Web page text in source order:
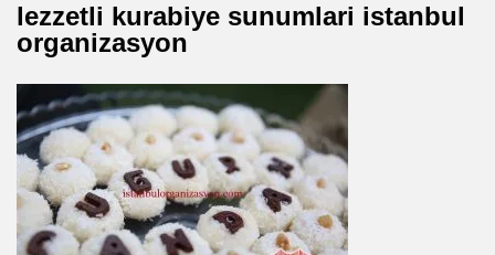
lezzetli kurabiye sunumlari istanbul
organizasyon